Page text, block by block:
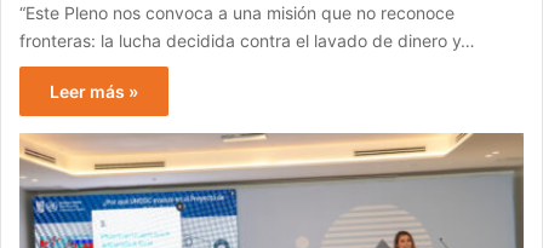
“Este Pleno nos convoca a una misión que no reconoce
fronteras: la lucha decidida contra el lavado de dinero y…
Leer más »